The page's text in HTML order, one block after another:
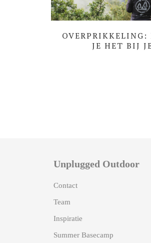
OVERPRIKKELING:
JE HET BIJ
Unplugged Outdoor
Contact
Team
Inspiratie
Summer Basecamp